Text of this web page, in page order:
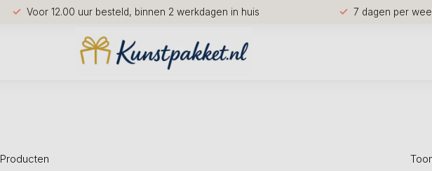
Voor 12.00 uur besteld, binnen 2 werkdagen in huis 7 dagen per
Producten